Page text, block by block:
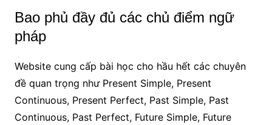
Bao phủ đầy đủ các chủ điểm ngữ
pháp
Website cung cấp bài học cho hầu hết các chuyên
đề quan trọng như Present Simple, Present
Continuous, Present Perfect, Past Simple, Past
Continuous, Past Perfect, Future Simple, Future